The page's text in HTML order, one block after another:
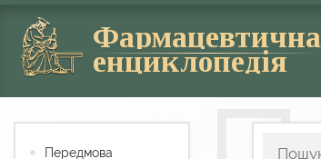
Фармацевтична
енциклопедія
Передмова